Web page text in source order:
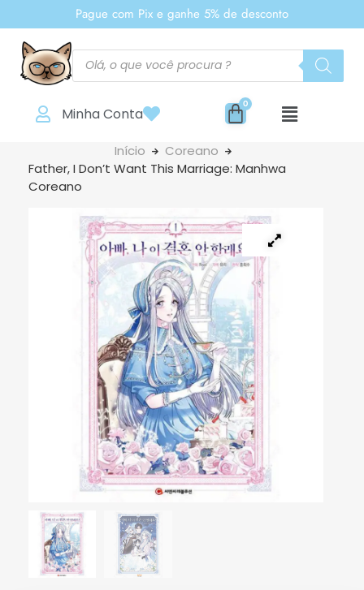
Pague com Pix e ganhe 5% de desconto
Minha Conta
Início
Coreano
Father, I Don’t Want This Marriage: Manhwa
Coreano